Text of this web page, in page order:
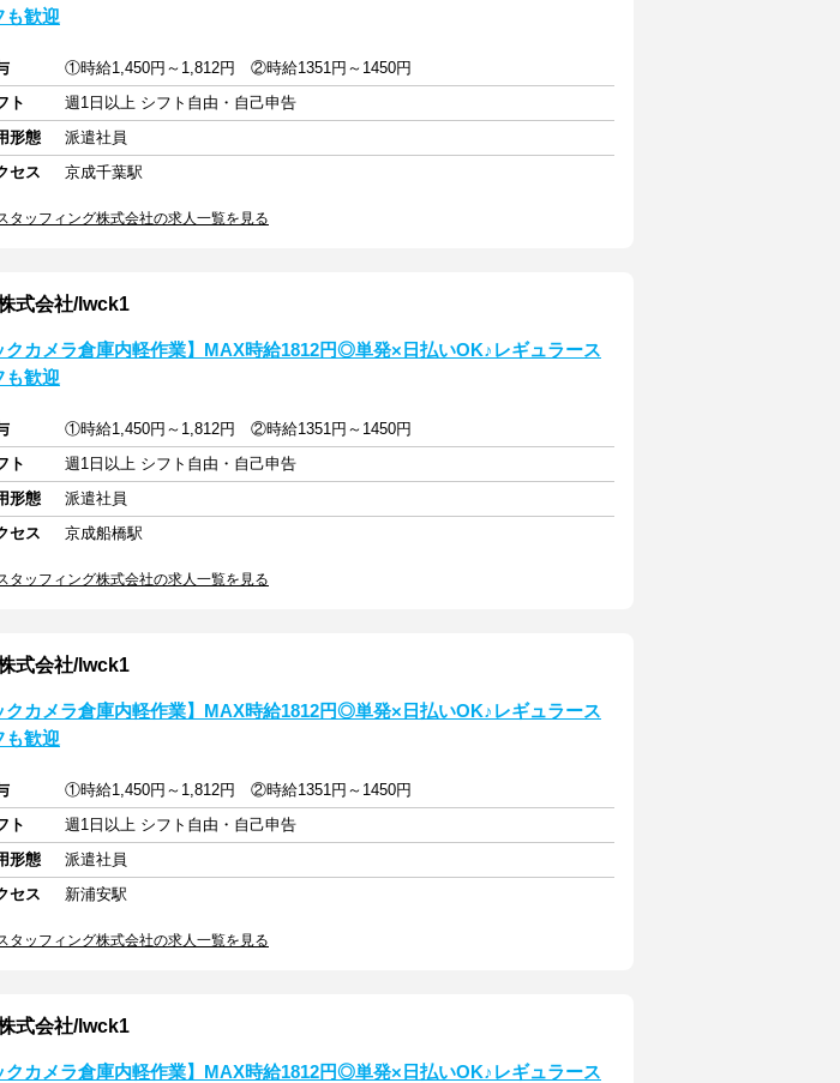
も歓迎
①時給1,450円～1,812円 ②時給1351円～1450円
ト
週1日以上 シフト自由・自己申告
形態
派遣社員
セス
京成千葉駅
タッフィング株式会社の求人一覧を見る
式会社/lwck1
クカメラ倉庫内軽作業】MAX時給1812円◎単発×日払いOK♪レギュラース
も歓迎
①時給1,450円～1,812円 ②時給1351円～1450円
ト
週1日以上 シフト自由・自己申告
形態
派遣社員
セス
京成船橋駅
タッフィング株式会社の求人一覧を見る
式会社/lwck1
クカメラ倉庫内軽作業】MAX時給1812円◎単発×日払いOK♪レギュラース
も歓迎
①時給1,450円～1,812円 ②時給1351円～1450円
ト
週1日以上 シフト自由・自己申告
形態
派遣社員
セス
新浦安駅
タッフィング株式会社の求人一覧を見る
式会社/lwck1
クカメラ倉庫内軽作業】MAX時給1812円◎単発×日払いOK♪レギュラース